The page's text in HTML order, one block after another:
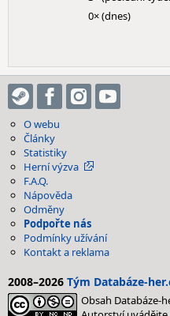
0× (dnes)
O webu
Články
Statistiky
Herní výzva
F.A.Q.
Nápověda
Odměny
Podpořte nás
Podmínky užívání
Kontakt a reklama
2008–2026 Tým Databáze-
Obsah Databáze-